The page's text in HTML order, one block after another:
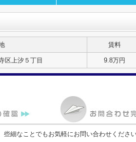
賃料
区上汐５丁目 9.8万円
細なことでもお気軽にお問い合わせくださ